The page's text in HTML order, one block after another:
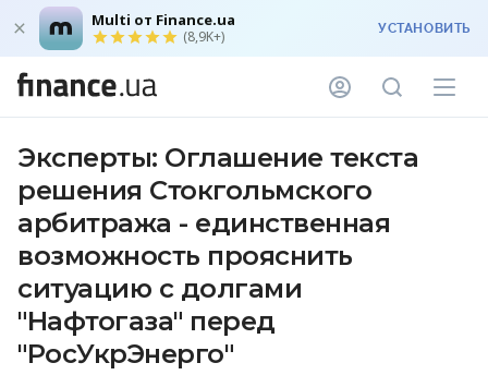
Multi от Finance.ua
(8,9K+) УСТАНОВИТЬ
Эксперты: Оглашение текста
решения Стокгольмского
арбитража - единственная
возможность прояснить
ситуацию с долгами
"Нафтогаза" перед
"РосУкрЭнерго"